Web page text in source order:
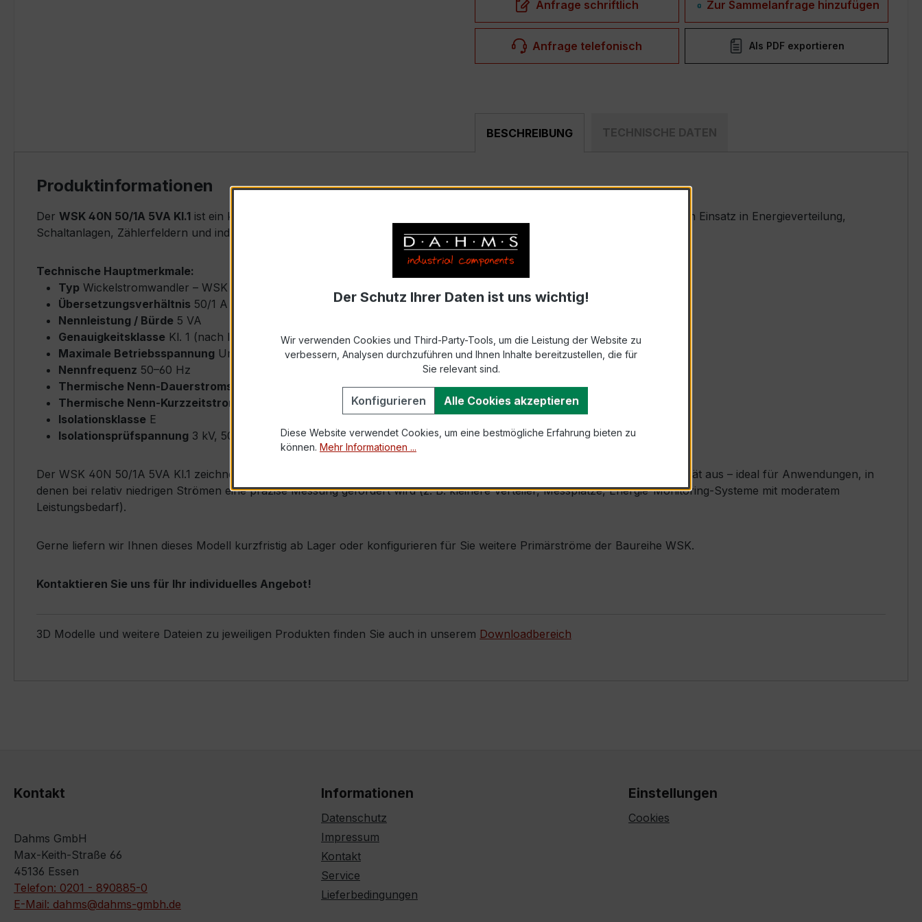
Anfrage schriftlich Zur Sammelanfrage hinzufügen
Anfrage telefonisch Als PDF exportieren
BESCHREIBUNG TECHNISCHE DATEN
Produktinformationen
Der WSK 40N 50/1A 5VA Kl.1 ist ein kompakter, hochpräziser Wickelstromwandler der bewährten WSK-Serie, speziell für den Einsatz in Energieverteilung,
Schaltanlagen, Zählerfeldern und industriellen Mess- und Überwachungssystemen entwickelt.
Technische Hauptmerkmale:
Typ Wickelstromwandler – WSK 40N
Übersetzungsverhältnis 50/1 A (Primärnennstrom 50 A, Sekundärnennstrom 1 A)
Nennleistung / Bürde 5 VA
Genauigkeitsklasse Kl. 1 (nach IEC/EN 61869-2 bzw. DIN EN 61869-2)
Maximale Betriebsspannung Um ≤ 0,72 kV
Nennfrequenz 50–60 Hz
Thermische Nenn-Dauerstromstärke
Icth = 1,0 × Ipr (Dauerstrom 1 × Primärnennstrom)
Thermische Nenn-Kurzzeitstromstärke
Ith = 100 × Ipr, 1 s
Isolationsklasse E
Isolationsprüfspannung 3 kV, 50 Hz, 1 min
Der WSK 40N 50/1A 5VA Kl.1 zeichnet sich durch seine sehr kompakte Bauform, hohe Zuverlässigkeit und exzellente Linearität aus – ideal für Anwendungen, in
denen bei relativ niedrigen Strömen eine präzise Messung gefordert wird (z. B. kleinere Verteiler, Messplätze, Energie-Monitoring-Systeme mit moderatem
Leistungsbedarf).
Gerne liefern wir Ihnen dieses Modell kurzfristig ab Lager oder konfigurieren für Sie weitere Primärströme der Baureihe WSK.
Kontaktieren Sie uns für Ihr individuelles Angebot!
3D Modelle und weitere Dateien zu jeweiligen Produkten finden Sie auch in unserem Downloadbereich
Kontakt
Dahms GmbH
Max-Keith-Straße 66
45136 Essen
Telefon: 0201 - 890885-0
E-Mail: dahms@dahms-gmbh.de
Informationen
Datenschutz
Impressum
Kontakt
Service
Lieferbedingungen
Einstellungen
Cookies
Der Schutz Ihrer Daten ist uns wichtig!
Wir verwenden Cookies und Third-Party-Tools, um die Leistung der Website zu
verbessern, Analysen durchzuführen und Ihnen Inhalte bereitzustellen, die für
Sie relevant sind.
Konfigurieren Alle Cookies akzeptieren
Diese Website verwendet Cookies, um eine bestmögliche Erfahrung bieten zu
können. Mehr Informationen ...